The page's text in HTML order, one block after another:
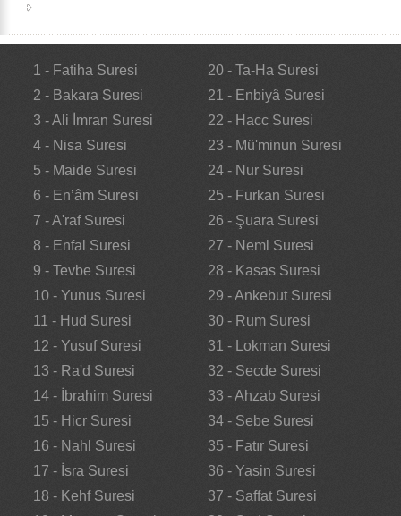
1 - Fatiha Suresi
2 - Bakara Suresi
3 - Ali İmran Suresi
4 - Nisa Suresi
5 - Maide Suresi
6 - En’âm Suresi
7 - A'raf Suresi
8 - Enfal Suresi
9 - Tevbe Suresi
10 - Yunus Suresi
11 - Hud Suresi
12 - Yusuf Suresi
13 - Ra'd Suresi
14 - İbrahim Suresi
15 - Hicr Suresi
16 - Nahl Suresi
17 - İsra Suresi
18 - Kehf Suresi
20 - Ta-Ha Suresi
21 - Enbiyâ Suresi
22 - Hacc Suresi
23 - Mü'minun Suresi
24 - Nur Suresi
25 - Furkan Suresi
26 - Şuara Suresi
27 - Neml Suresi
28 - Kasas Suresi
29 - Ankebut Suresi
30 - Rum Suresi
31 - Lokman Suresi
32 - Secde Suresi
33 - Ahzab Suresi
34 - Sebe Suresi
35 - Fatır Suresi
36 - Yasin Suresi
37 - Saffat Suresi